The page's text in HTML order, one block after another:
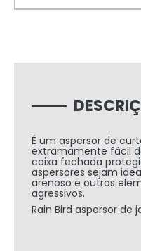
É um aspersor de
extramamente fácil
caixa fechada
aspersores sejam
arenoso e outros
agressivos.
Rain Bird aspersor de